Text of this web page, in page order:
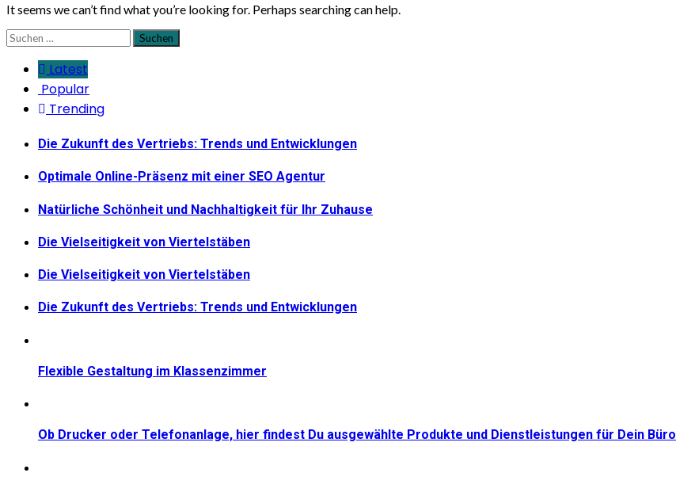
It seems we can’t find what you’re looking for. Perhaps searching can help.
Suchen
nach:
Latest
Popular
Trending
Die Zukunft des Vertriebs: Trends und Entwicklungen
Optimale Online-Präsenz mit einer SEO Agentur
Natürliche Schönheit und Nachhaltigkeit für Ihr Zuhause
Die Vielseitigkeit von Viertelstäben
Die Vielseitigkeit von Viertelstäben
Die Zukunft des Vertriebs: Trends und Entwicklungen
Flexible Gestaltung im Klassenzimmer
Ob Drucker oder Telefonanlage, hier findest Du ausgewählte Produkte und Dienstleistungen für Dein Büro